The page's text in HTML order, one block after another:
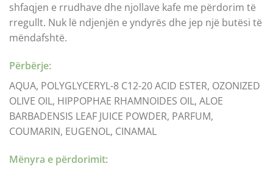
shfaqjen e rrudhave dhe njollave kafe me përdorim të
rregullt. Nuk lë ndjenjën e yndyrës dhe jep një butësi të
mëndafshtë.
Përbërje:
AQUA, POLYGLYCERYL-8 C12-20 ACID ESTER, OZONIZED
OLIVE OIL, HIPPOPHAE RHAMNOIDES OIL, ALOE
BARBADENSIS LEAF JUICE POWDER, PARFUM,
COUMARIN, EUGENOL, CINAMAL
Mënyra e përdorimit: